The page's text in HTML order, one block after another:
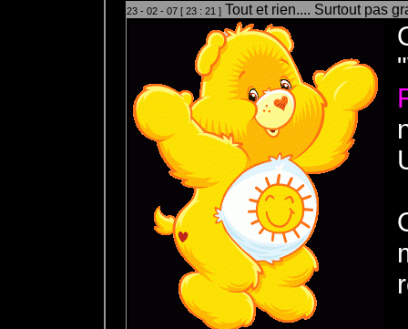
23 - 02 - 07 [ 23 : 21 ] Tout et rien.... Surtout pas